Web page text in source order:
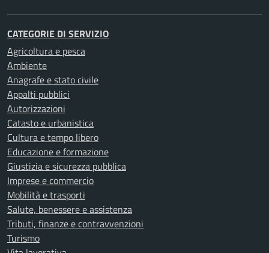
CATEGORIE DI SERVIZIO
Agricoltura e pesca
Ambiente
Anagrafe e stato civile
Appalti pubblici
Autorizzazioni
Catasto e urbanistica
Cultura e tempo libero
Educazione e formazione
Giustizia e sicurezza pubblica
Imprese e commercio
Mobilità e trasporti
Salute, benessere e assistenza
Tributi, finanze e contravvenzioni
Turismo